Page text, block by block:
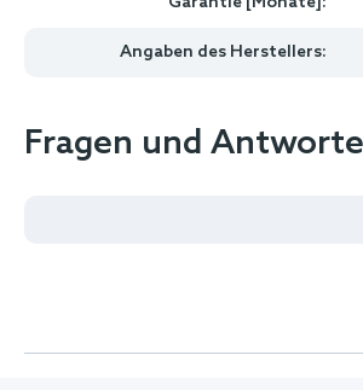
Angaben des Herstellers:
Fragen und